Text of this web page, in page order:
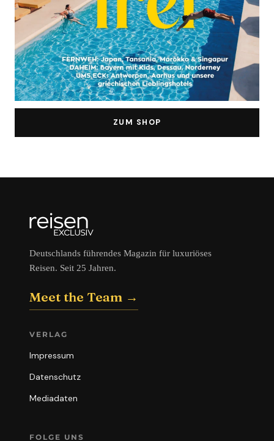
ZUM SHOP
Deutschlands führendes Magazin für luxuriöses
Reisen. Seit 25 Jahren.
Meet the Team →
VERLAG
Impressum
Datenschutz
Mediadaten
FOLGE UNS